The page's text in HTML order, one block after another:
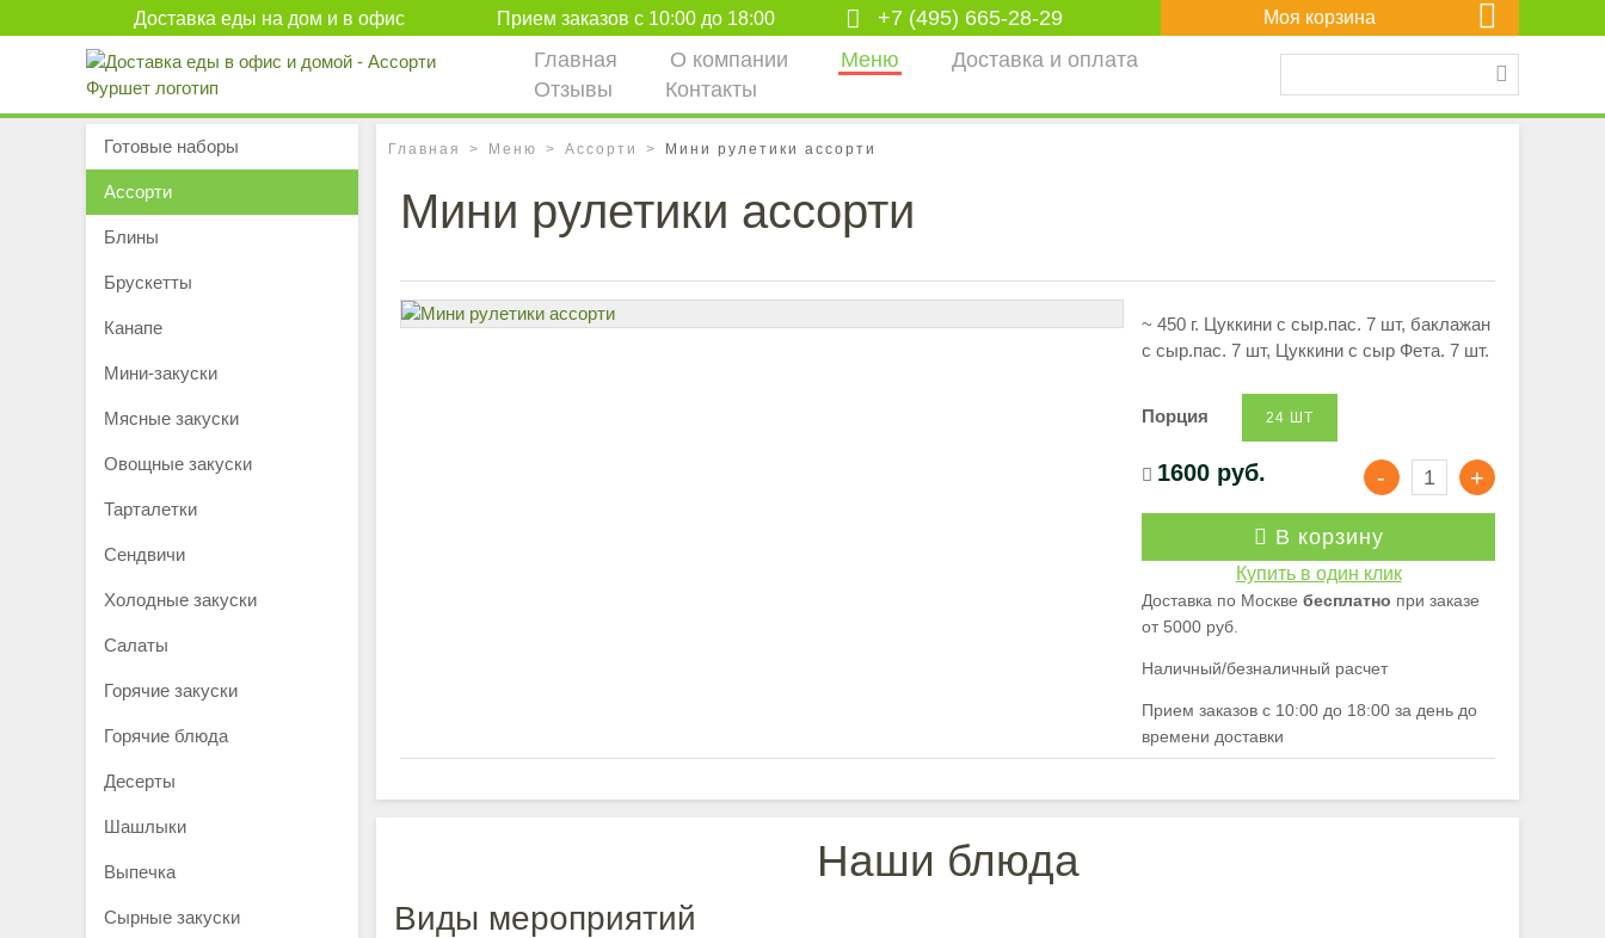
Доставка еды на дом и в офис Прием заказов с 10:00 до 18:00 +7 (495) 665-28-29 Моя корзина
Главная О компании Меню
Доставка и оплата
Отзывы
Контакты
Главная Меню Ассорти Мини рулетики ассорти
Мини рулетики ассорти
~ 450 г. Цуккини с сыр.пас. 7 шт, баклажан
с сыр.пас. 7 шт, Цуккини с сыр Фета. 7 шт.
Порция 24 ШТ
1600 руб.
В корзину
Купить в один клик
Доставка по Москвебесплатно при заказе
от 5000 руб.
Наличный/безналичный расчет
Прием заказов с 10:00 до 18:00 за день до
времени доставки
Наши блюда
Виды мероприятий
Готовые наборы
Ассорти
Блины
Брускетты
Канапе
Мини-закуски
Мясные закуски
Овощные закуски
Тарталетки
Сендвичи
Холодные закуски
Салаты
Горячие закуски
Горячие блюда
Десерты
Шашлыки
Выпечка
Сырные закуски